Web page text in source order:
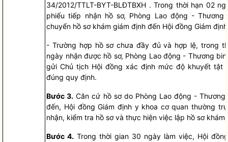
34/2012/TTLT-BYT-BLĐTBXH . Trong thời hạn 02
phiếu tiếp nhận hồ sơ, Phòng Lao động - Thương
chuyển hồ sơkhám giám định đến Hội đồng Giám định
-Trường hợp hồ sơchưa đầy đủ và hợp lệ, trong
ngày nhận được hồ sơ, Phòng Lao động - Thương
gửi Chủ tịch Hội đồng xác định mức độ khuyết tật
đúng quy định.
Bước 3. Căn cứ hồ sơdo Phòng Lao động -Thương
đến, Hội đồng Giám địnhy khoa cơ quan thường
nhận, kiểm tra hồ sơvà thực hiện việc lập hồ sơkhám
Bước 4. Trong thời gian 30 ngày làm việc, Hội